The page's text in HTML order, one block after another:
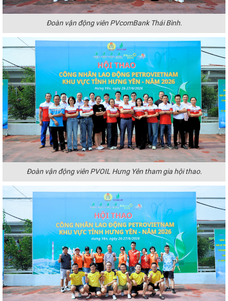
Đoàn vận động viên PVcomBank Thái Bình.
Đoàn vận động viên PVOIL Hưng Yên tham gia hội thao.